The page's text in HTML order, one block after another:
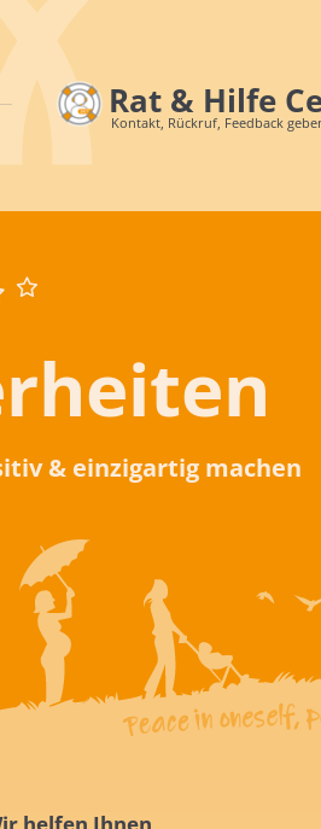
Rat & Hilfe
Kontakt, Rückruf, Feedback
& einzigartig machen